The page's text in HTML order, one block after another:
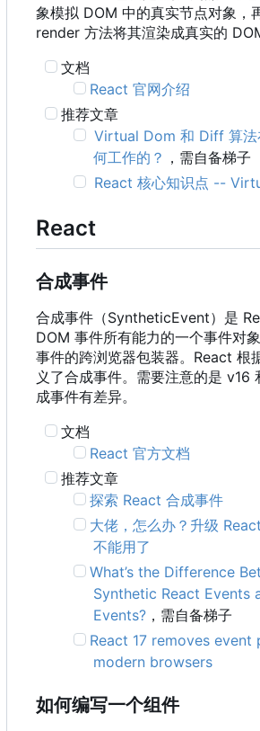
象模拟 DOM 中的真实节点对象，
render 方法将其渲染成真实的
文档
React 官网介绍
推荐文章
Virtual Dom 和 Diff 算法
何工作的？ ，需自备梯子
React 核心知识点 --
React
合成事件
合成事件 （SyntheticEvent） 是
DOM 事件所有能力的一个事件对象
事件的跨浏览器包装器。React 根
义了合成事件。需要注意的是 v16
成事件有差异。
文档
React 官方文档
推荐文章
探索 React 合成事件
大佬，怎么办？升级
不能用了
What’s the Difference
Synthetic React Events
Events? ，需自备梯子
React 17 removes
modern browsers
如何编写一个组件